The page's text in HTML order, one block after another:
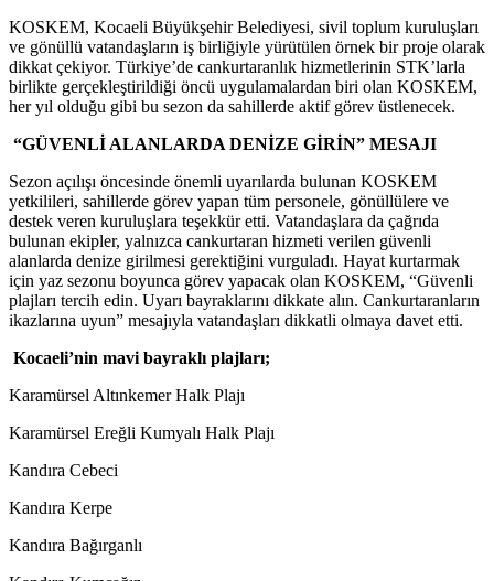
KOSKEM, Kocaeli Büyükşehir Belediyesi, sivil toplum kuruluşları
ve gönüllü vatandaşların iş birliğiyle yürütülen örnek bir proje olarak
dikkat çekiyor. Türkiye’de cankurtaranlık hizmetlerinin STK’larla
birlikte gerçekleştirildiği öncü uygulamalardan biri olan KOSKEM,
her yıl olduğu gibi bu sezon da sahillerde aktif görev üstlenecek.
“GÜVENLİ ALANLARDA DENİZE GİRİN” MESAJI
Sezon açılışı öncesinde önemli uyarılarda bulunan KOSKEM
yetkilileri, sahillerde görev yapan tüm personele, gönüllülere ve
destek veren kuruluşlara teşekkür etti. Vatandaşlara da çağrıda
bulunan ekipler, yalnızca cankurtaran hizmeti verilen güvenli
alanlarda denize girilmesi gerektiğini vurguladı. Hayat kurtarmak
için yaz sezonu boyunca görev yapacak olan KOSKEM, “Güvenli
plajları tercih edin. Uyarı bayraklarını dikkate alın. Cankurtaranların
ikazlarına uyun” mesajıyla vatandaşları dikkatli olmaya davet etti.
Kocaeli’nin mavi bayraklı plajları;
Karamürsel Altınkemer Halk Plajı
Karamürsel Ereğli Kumyalı Halk Plajı
Kandıra Cebeci
Kandıra Kerpe
Kandıra Bağırganlı